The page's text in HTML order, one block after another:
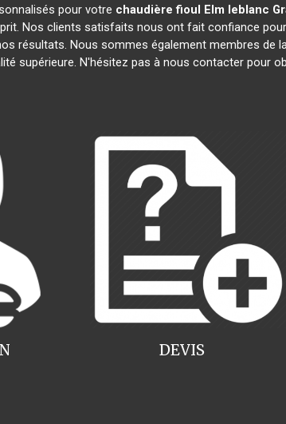
pour votre chaudière fioul Elm leblanc
Nos clients satisfaits nous ont fait confiance
résultats. Nous sommes également membres de
supérieure. N'hésitez pas à nous contacter pour
DEVIS